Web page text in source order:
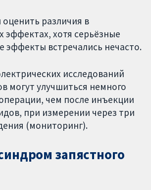
различия в
эффектах, хотя серьёзные
эффекты встречались нечасто.
исследований
могут улучшиться немного
чем после инъекции
при измерении через три
(мониторинг).
запястного